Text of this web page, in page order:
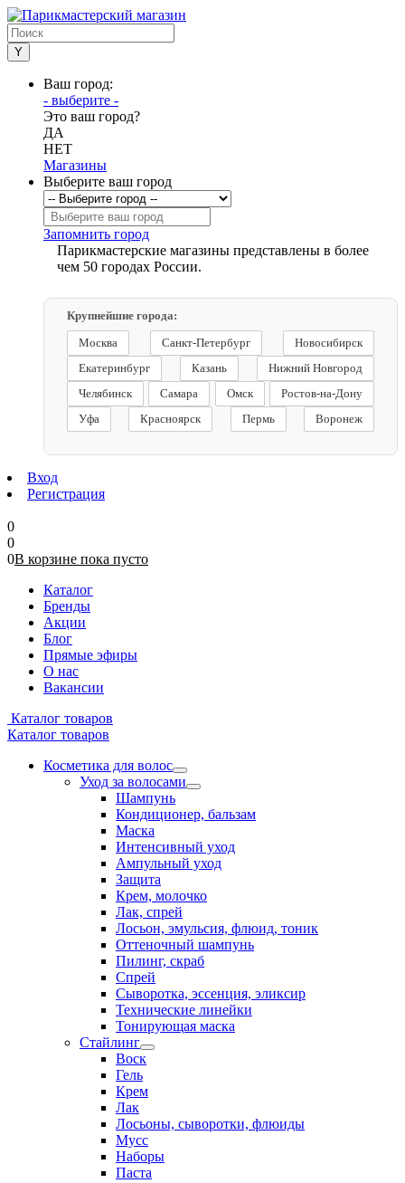
Ваш город:
- выберите -
Это ваш город?
ДА
НЕТ
Магазины
Выберите ваш город
Запомнить город
Парикмастерские магазины представлены в более
чем 50 городах России.
Крупнейшие города:
Москва
Санкт-Петербург
Новосибирск
Екатеринбург
Казань
Нижний Новгород
Челябинск
Самара Омск
Ростов-на-Дону
Уфа
Красноярск Пермь Воронеж
Вход
Регистрация
0
0
0В корзине пока пусто
Каталог
Бренды
Акции
Блог
Прямые эфиры
О нас
Вакансии
Каталог товаров
Каталог товаров
Косметика для волос
Уход за волосами
Шампунь
Кондиционер, бальзам
Маска
Интенсивный уход
Ампульный уход
Защита
Крем, молочко
Лак, спрей
Лосьон, эмульсия, флюид, тоник
Оттеночный шампунь
Пилинг, скраб
Спрей
Сыворотка, эссенция, эликсир
Технические линейки
Тонирующая маска
Стайлинг
Воск
Гель
Крем
Лак
Лосьоны, сыворотки, флюиды
Мусс
Наборы
Паста